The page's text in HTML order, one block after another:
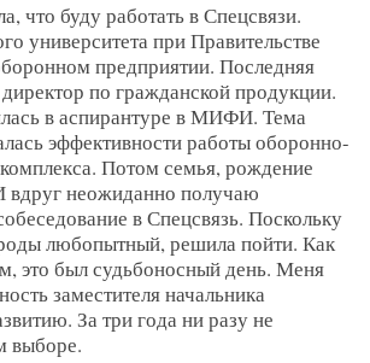
что буду работать в Спецсвязи.
университета при Правительстве
предприятии. Последняя
по гражданской продукции.
в аспирантуре в МИФИ. Тема
эффективности работы оборонно-
Потом семья, рождение
вдруг неожиданно получаю
в Спецсвязь. Поскольку
любопытный, решила пойти. Как
это был судьбоносный день. Меня
заместителя начальника
За три года ни разу не
выборе.